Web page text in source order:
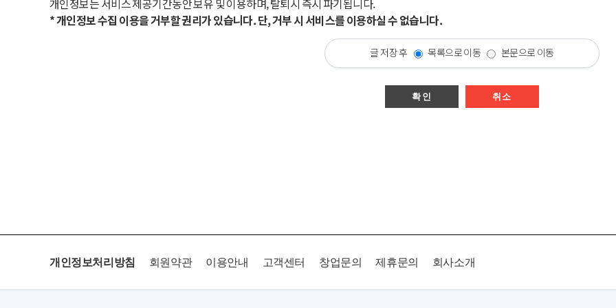
* 개인정보 수집 이용을 거부할 권리가 있습니다. 단, 거부 시 서비스를 이용하실 수 없습니다.
글 저장 후 목록으로 이동 본문으로 이동
확인 취소
개인정보처리방침 회원약관 이용안내 고객센터 창업문의 제휴문의 회사소개